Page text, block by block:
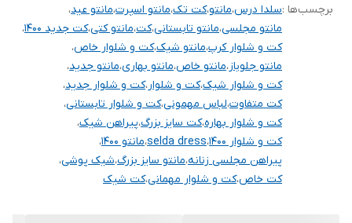
برچسب‌ها :سلدا درس،مانتو،کت تک،مانتو اسپرت،مانتو عید،
مانتو مجلسی،مانتو تابستانی،کت،مانتو کتی،کت جدید ۱۴۰۰
،
کت و شلوار کرپ،مانتو شیک،کت و شلوار خاص،
مانتو جلوباز،مانتو خاص،مانتو بهاری،مانتو جدید،
کت و شلوار شیک،کت و شلوار،کت و شلوار جدید،
کت متفاوت،لباس مهمونی،کت و شلوار تابستانی،
کت و شلوار بهاره،کت سایز بزرگ،پیراهن شیک،
کت و شلوار ۱۴۰۰
،selda dress،مانتو ۱۴۰۰
،
پیراهن مجلسی زنانه،مانتو سایز بزرگ،شیک پوشی،
کت خاص،کت و شلوار مهمانی،کت شیک